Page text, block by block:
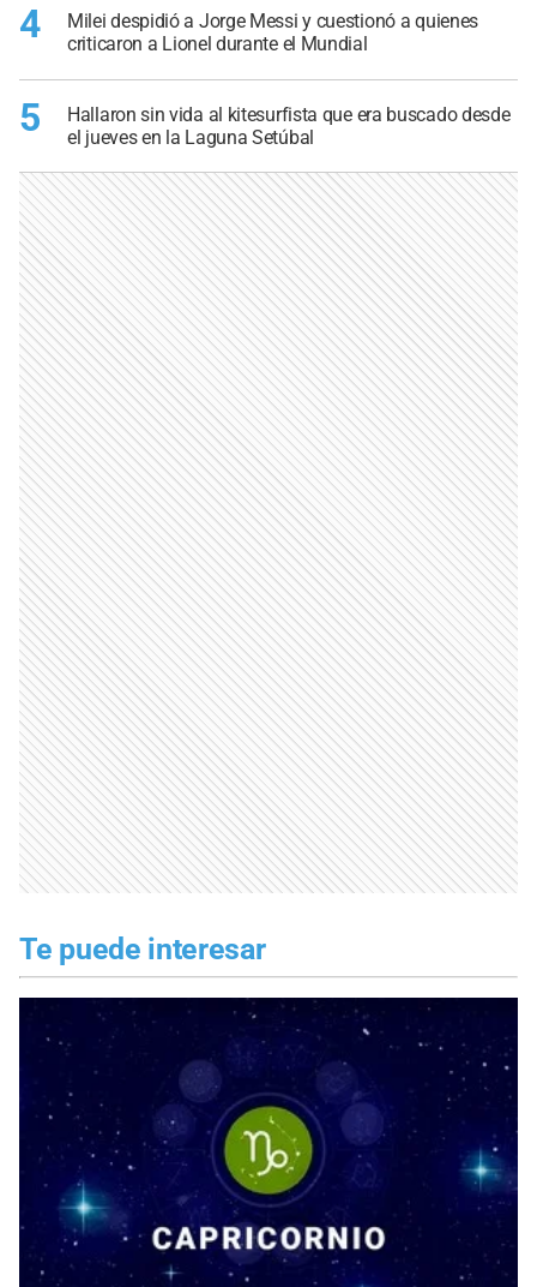
4
Milei despidió a Jorge Messi y cuestionó a quienes
criticaron a Lionel durante el Mundial
5
Hallaron sin vida al kitesurfista que era buscado desde
el jueves en la Laguna Setúbal
Te puede interesar